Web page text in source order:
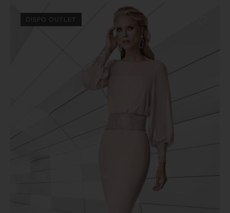
DISPO OUTLET